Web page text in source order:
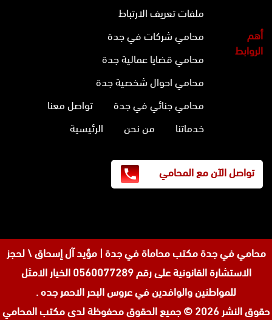
أهم
الروابط
ملفات تعريف الارتباط
محامي شركات في جدة
محامي قضايا عمالية جدة
محامي احوال شخصية جدة
محامي جنائي في جدة
تواصل معنا
خدماتنا
من نحن الرئيسية
تواصل الآن مع المحامي
محامي في جدةمكتب محاماة في جدة | مؤيد آل إسحاق \ لحجز
الاستشارة القانونية على رقم 0560077289 الخيار الامثل
للمواطنين والوافدين في عروس البحر الاحمر جده .
حقوق النشر 2026 © جميع الحقوق محفوظة لدى
مكتب المحامي